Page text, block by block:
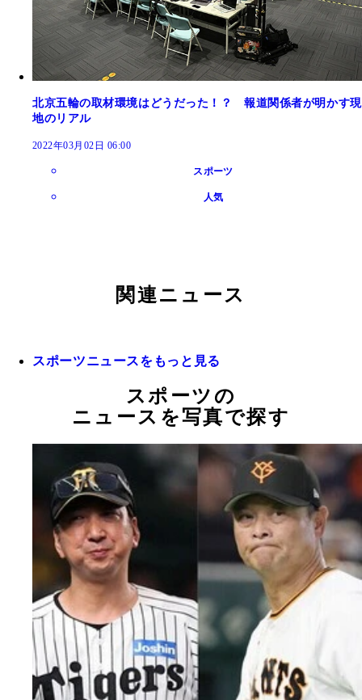
北京五輪の取材環境はどうだった！？ 報道関係者が明かす現
地のリアル
2022年03月02日 06:00
スポーツ
人気
関連ニュース
スポーツニュースをもっと見る
スポーツの
ニュースを写真で探す